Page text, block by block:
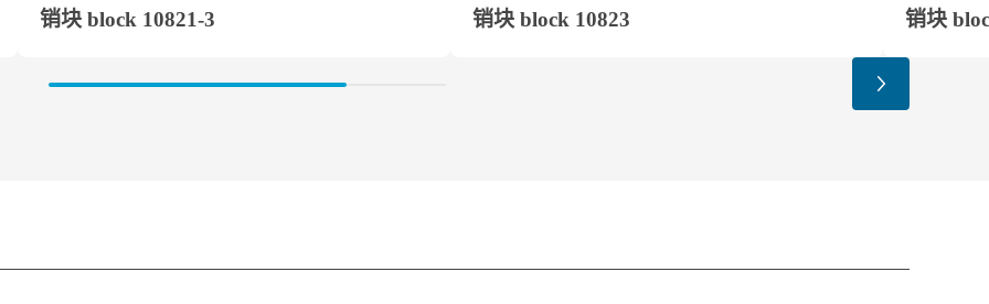
销块 block 10821-3 销块 block 10823 销块